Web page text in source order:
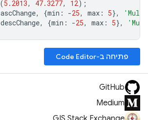
(5.2013, 47.3277, 12);
ascChange, {min : -25, max : 5},
descChange, {min : -25, max : 5},
פתיחה ב-Code Editor
GitHub
Medium